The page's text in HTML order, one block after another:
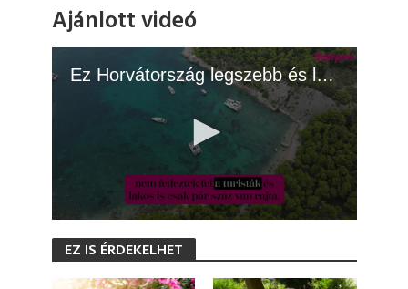
Ajánlott videó
Ez Horvátország legszebb és legeldugottabb szigete
s EZ IS ÉRDEKELHET